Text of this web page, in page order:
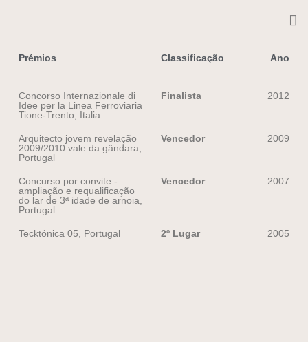
Prémios Classificação Ano
Concorso Internazionale di
Idee per la Linea Ferroviaria
Tione-Trento, Italia
Finalista 2012
Arquitecto jovem revelação
2009/2010 vale da gândara,
Portugal
Vencedor 2009
Concurso por convite -
ampliação e requalificação
do lar de 3ª idade de arnoia,
Portugal
Vencedor 2007
Tecktónica 05, Portugal 2º Lugar 2005